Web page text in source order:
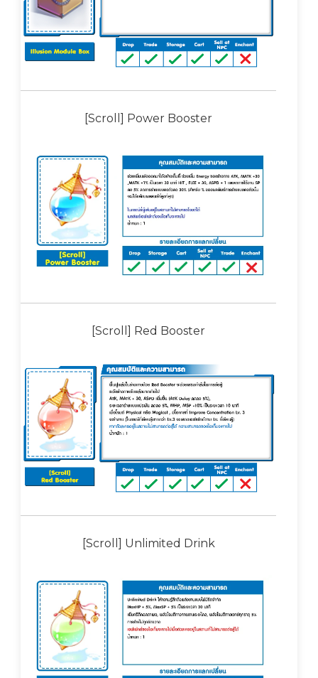
[Scroll] Power Booster
[Scroll] Red Booster
[Scroll] Unlimited Drink